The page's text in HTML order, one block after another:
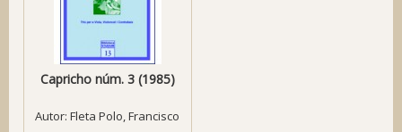
Capricho núm. 3 (1985)
Autor:Fleta Polo, Francisco